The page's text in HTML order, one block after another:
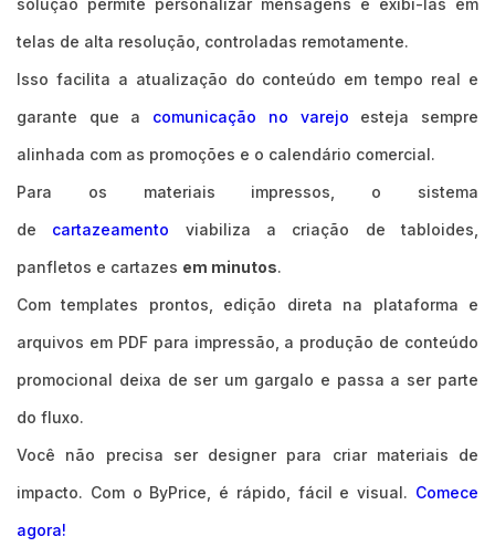
telas de alta resolução, controladas remotamente.
Isso facilita a atualização do conteúdo em tempo real e
garante que a comunicação no varejo esteja sempre
alinhada com as promoções e o calendário comercial.
Para os materiais impressos, o sistema
de cartazeamento viabiliza a criação de tabloides,
panfletos e cartazes em minutos.
Com templates prontos, edição direta na plataforma e
arquivos em PDF para impressão, a produção de conteúdo
promocional deixa de ser um gargalo e passa a ser parte
do fluxo.
Você não precisa ser designer para criar materiais de
impacto. Com o ByPrice, é rápido, fácil e visual. Comece
agora!